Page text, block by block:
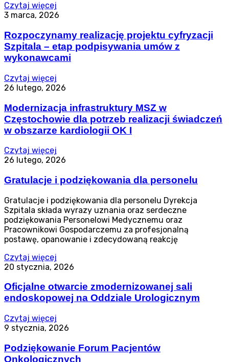
Czytaj więcej
3 marca, 2026
Rozpoczynamy realizację projektu cyfryzacji
Szpitala – etap podpisywania umów z
wykonawcami
Czytaj więcej
26 lutego, 2026
Modernizacja infrastruktury MSZ w
Częstochowie dla potrzeb realizacji świadczeń
w obszarze kardiologii OK I
Czytaj więcej
26 lutego, 2026
Gratulacje i podziękowania dla personelu
Gratulacje i podziękowania dla personelu Dyrekcja
Szpitala składa wyrazy uznania oraz serdeczne
podziękowania Personelowi Medycznemu oraz
Pracownikowi Gospodarczemu za profesjonalną
postawę, opanowanie i zdecydowaną reakcję
Czytaj więcej
20 stycznia, 2026
Oficjalne otwarcie zmodernizowanej sali
endoskopowej na Oddziale Urologicznym
Czytaj więcej
9 stycznia, 2026
Podziękowanie Forum Pacjentów
Onkologicznych